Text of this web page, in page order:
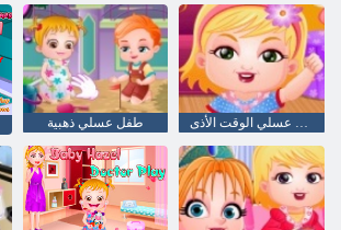
طفل عسلي ذهبية طفل عسلي الوقت الأذى